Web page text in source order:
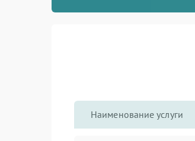
Наименование услуги